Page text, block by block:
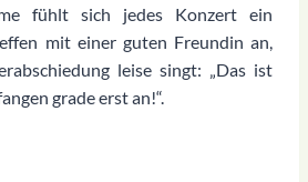
fühlt sich jedes Konzert ein
mit einer guten Freundin an,
leise singt: „Das ist
grade erst an!“.